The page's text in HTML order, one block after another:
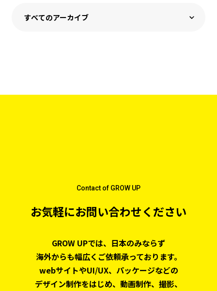
お気軽にお問い合わせください
Contact of GROW UP
GROW UPでは、日本のみならず
海外からも幅広くご依頼承っております。
webサイトやUI/UX、パッケージなどの
デザイン制作をはじめ、 動画制作、撮影、